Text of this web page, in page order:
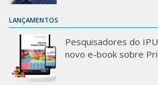
LANÇAMENTOS
Pesquisadores do
novo e-book sobre